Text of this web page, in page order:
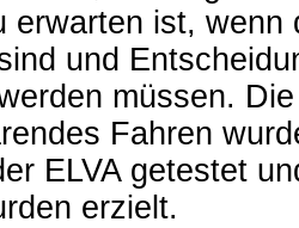
erwarten ist, wenn
und
müssen.
Fahren
ELVA getestet
erzielt.